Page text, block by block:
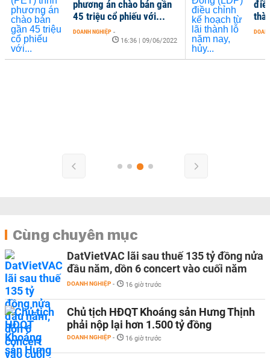
phương án chào bán gần
45 triệu cổ phiếu với...
DOANH NGHIỆP -
16:36 | 09/06/2022
Cùng chuyên mục
DatVietVAC lãi sau thuế 135 tỷ đồng nửa
đầu năm, dồn 6 concert vào cuối năm
DOANH NGHIỆP - 16 giờ trước
Chủ tịch HĐQT Khoáng sản Hưng Thịnh
phải nộp lại hơn 1.500 tỷ đồng
DOANH NGHIỆP - 16 giờ trước